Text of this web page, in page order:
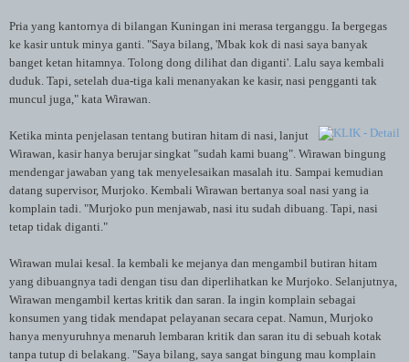
Pria yang kantornya di bilangan Kuningan ini merasa terganggu. Ia bergegas
ke kasir untuk minya ganti. "Saya bilang, 'Mbak kok di nasi saya banyak
banget ketan hitamnya. Tolong dong dilihat dan diganti'. Lalu saya kembali
duduk. Tapi, setelah dua-tiga kali menanyakan ke kasir, nasi pengganti tak
muncul juga," kata Wirawan.
Ketika minta penjelasan tentang butiran hitam di nasi, lanjut
Wirawan, kasir hanya berujar singkat "sudah kami buang". Wirawan bingung
mendengar jawaban yang tak menyelesaikan masalah itu. Sampai kemudian
datang supervisor, Murjoko. Kembali Wirawan bertanya soal nasi yang ia
komplain tadi. "Murjoko pun menjawab, nasi itu sudah dibuang. Tapi, nasi
tetap tidak diganti."
Wirawan mulai kesal. Ia kembali ke mejanya dan mengambil butiran hitam
yang dibuangnya tadi dengan tisu dan diperlihatkan ke Murjoko. Selanjutnya,
Wirawan mengambil kertas kritik dan saran. Ia ingin komplain sebagai
konsumen yang tidak mendapat pelayanan secara cepat. Namun, Murjoko
hanya menyuruhnya menaruh lembaran kritik dan saran itu di sebuah kotak
tanpa tutup di belakang. "Saya bilang, saya sangat bingung mau komplain